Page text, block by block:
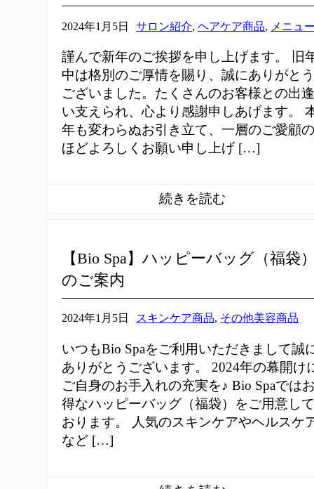
2024年1月5日 サロン紹介, ヘアケア商品, メニュ
謹んで新年のご挨拶を申し上げます。 旧
中は格別のご厚情を賜り、誠にありがとう
ございました。たくさんのお客様との出逢
い支えられ、心より感謝申しあげます。
年も変わらぬお引き立て、一層のご愛顧の
ほどよろしくお願い申し上げ […]
【Bio Spa】ハッピーバッグ（福袋
のご案内
2024年1月5日 スキンケア商品, その他美容商品
いつもBio Spaをご利用いただきまして誠
ありがとうございます。 2024年の幕開け
ご自身のお手入れの充実を♪ Bio Spaでは
得なハッピーバッグ（福袋）をご用意して
おります。 人気のスキンケアやヘルスケ
など […]